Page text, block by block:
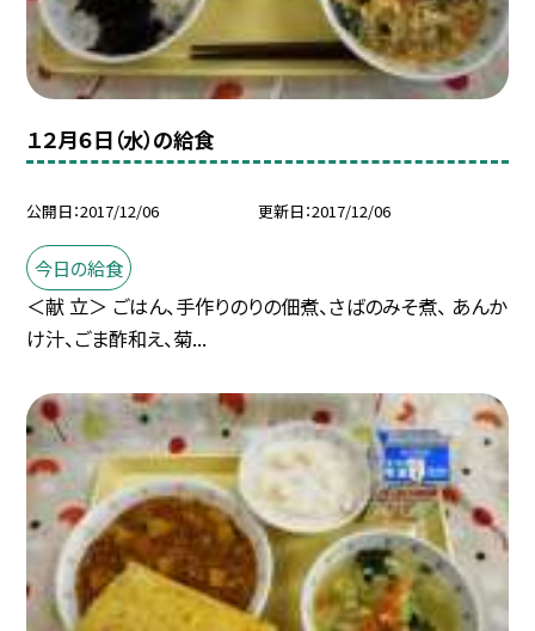
１２月６日（水）の給食
公開日 2017/12/06 更新日 2017/12/06
今日の給食
＜献 立＞ ごはん、手作りのりの佃煮、さばのみそ煮、 あんか
け汁、ごま酢和え、菊...